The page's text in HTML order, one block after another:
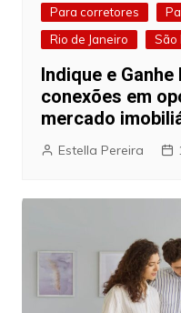
Para corretores
Rio de Janeiro
São
Indique e
conexões em
mercado
Estella Pereira